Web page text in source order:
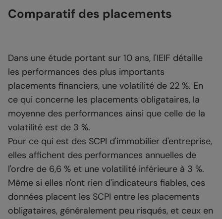
Comparatif des placements
Dans une étude portant sur 10 ans, l'IEIF détaille
les performances des plus importants
placements financiers, une volatilité de 22 %. En
ce qui concerne les placements obligataires, la
moyenne des performances ainsi que celle de la
volatilité est de 3 %.
Pour ce qui est des SCPI d'immobilier d'entreprise,
elles affichent des performances annuelles de
l'ordre de 6,6 % et une volatilité inférieure à 3 %.
Même si elles n'ont rien d'indicateurs fiables, ces
données placent les SCPI entre les placements
obligataires, généralement peu risqués, et ceux en